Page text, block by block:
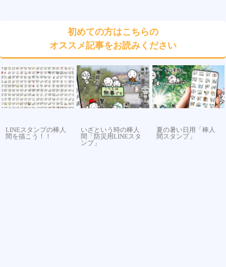
初めての方はこちらの
オススメ記事をお読みください
LINEスタンプの棒人
間を描こう！！
いざという時の棒人
間「防災用LINEスタ
ンプ」
夏の暑い日用「棒人
間スタンプ」